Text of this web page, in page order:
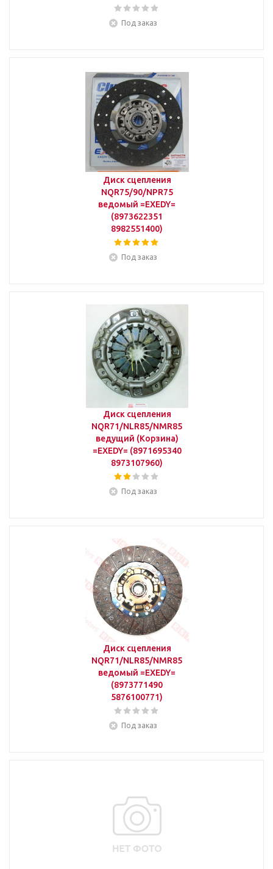
Под заказ
Диск сцепления
NQR75/90/NPR75
ведомый =EXEDY=
(8973622351
8982551400)
Под заказ
Диск сцепления
NQR71/NLR85/NMR85
ведущий (Корзина)
=EXEDY= (8971695340
8973107960)
Под заказ
Диск сцепления
NQR71/NLR85/NMR85
ведомый =EXEDY=
(8973771490
5876100771)
Под заказ